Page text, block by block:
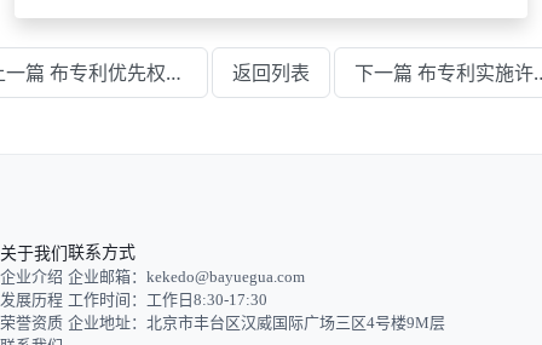
上一篇 布专利优先权要求及申请注意事项 返回列表 下一篇 布
关于我们
企业介绍
发展历程
荣誉资质
联系方式
企业邮箱：kekedo@bayuegua.com
工作时间：工作日8:30-17:30
企业地址：北京市丰台区汉威国际广场三区4号楼9M层